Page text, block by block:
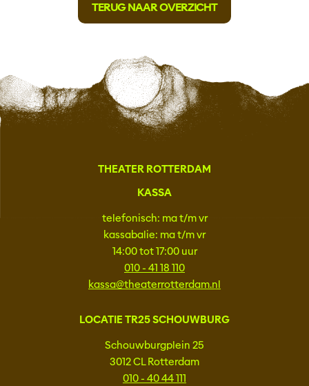
TERUG NAAR OVERZICHT
THEATER ROTTERDAM
KASSA
telefonisch: ma t/m vr
kassabalie: ma t/m vr
14:00 tot 17:00 uur
010 - 41 18 110
kassa@theaterrotterdam.nl
LOCATIE TR25 SCHOUWBURG
Schouwburgplein 25
3012 CL Rotterdam
010 - 40 44 111